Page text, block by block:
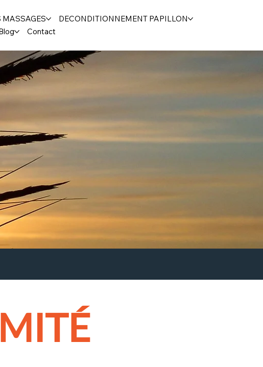
DECONDITIONNEMENT PAPILLON
Contact